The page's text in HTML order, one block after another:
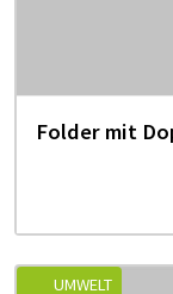
Folder mit
UMWELT